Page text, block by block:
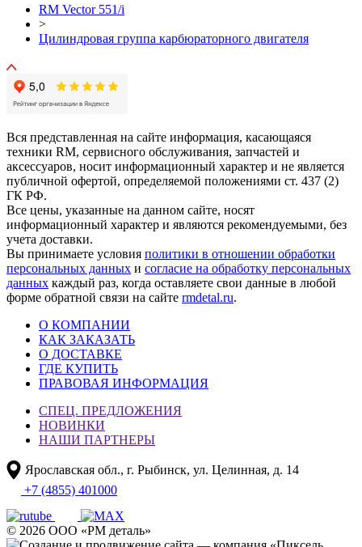
RM Vector 551/i
>
Цилиндровая группа карбюраторного двигателя
Вся представленная на сайте информация, касающаяся
техники RM, сервисного обслуживания, запчастей и
аксессуаров, носит информационный характер и не является
публичной офертой, определяемой положениями ст. 437 (2)
ГК РФ.
Все цены, указанные на данном сайте, носят
информационный характер и являются рекомендуемыми, без
учета доставки.
Вы принимаете условия политики в отношении обработки
персональных данных и согласие на обработку персональных
данных каждый раз, когда оставляете свои данные в любой
форме обратной связи на сайте rmdetal.ru.
О КОМПАНИИ
КАК ЗАКАЗАТЬ
О ДОСТАВКЕ
ГДЕ КУПИТЬ
ПРАВОВАЯ ИНФОРМАЦИЯ
СПЕЦ. ПРЕДЛОЖЕНИЯ
НОВИНКИ
НАШИ ПАРТНЕРЫ
Ярославская обл., г. Рыбинск, ул. Целинная, д. 14
+7 (4855) 401000
© 2026 ООО «РМ деталь»